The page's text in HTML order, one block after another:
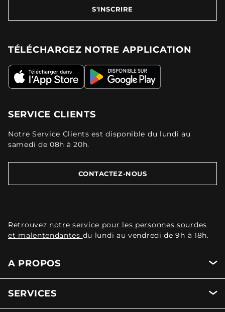
S'INSCRIRE
TÉLÉCHARGEZ NOTRE APPLICATION
SERVICE CLIENTS
Notre Service Clients est disponible du lundi au
samedi de 08h à 20h.
CONTACTEZ-NOUS
Retrouvez notre service pour les personnes sourdes
et malentendantes du lundi au vendredi de 9h à 18h.
A PROPOS
SERVICES